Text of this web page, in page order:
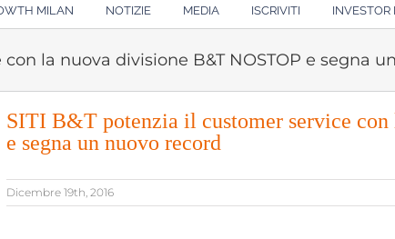
MILAN NOTIZIE MEDIA ISCRIVITI INVESTOR
la nuova divisione B&T NOSTOP e segna
SITI B&T potenzia il customer service
e segna un nuovo record
Dicembre 19th, 2016